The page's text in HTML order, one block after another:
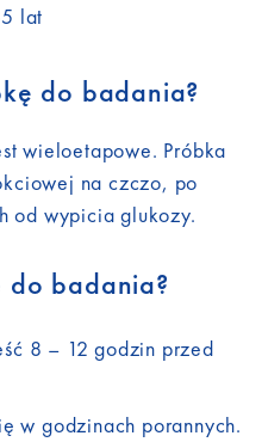
lat
do badania?
wieloetapowe. Próbka
na czczo, po
od wypicia glukozy.
do badania?
8 – 12 godzin przed
w godzinach porannych.